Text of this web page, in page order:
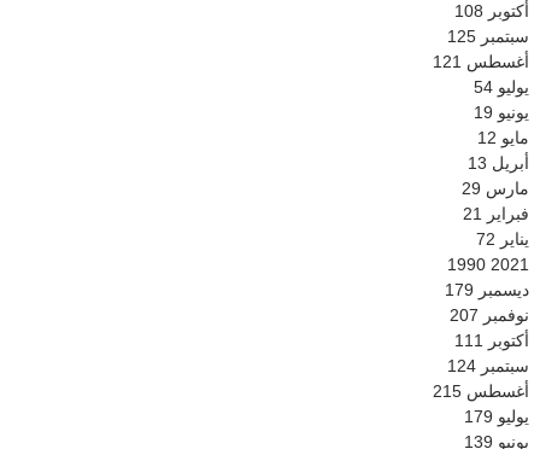
أكتوبر 108
سبتمبر 125
أغسطس 121
يوليو 54
يونيو 19
مايو 12
أبريل 13
مارس 29
فبراير 21
يناير 72
2021
1990
ديسمبر 179
نوفمبر 207
أكتوبر 111
سبتمبر 124
أغسطس 215
يوليو 179
يونيو 139